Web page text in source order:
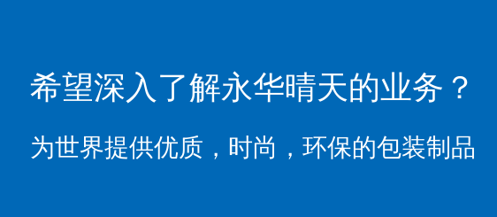
希望深入了解永华晴天的业务？
为世界提供优质，时尚，环保的包装制品